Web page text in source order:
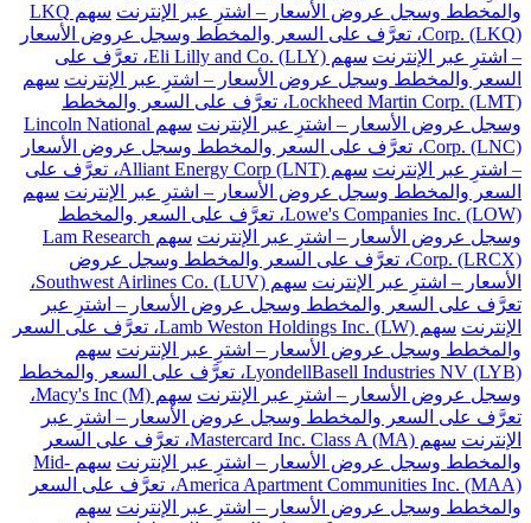
والمخطط وسجل عروض الأسعار – اشترِ عبر الإنترنت
سهم LKQ
Corp. (LKQ)، تعرَّف على السعر والمخطط وسجل عروض الأسعار
– اشترِ عبر الإنترنت
سهم Eli Lilly and Co. (LLY)، تعرَّف على
السعر والمخطط وسجل عروض الأسعار – اشترِ عبر الإنترنت سهم
Lockheed Martin Corp. (LMT)، تعرَّف على السعر والمخطط
وسجل عروض الأسعار – اشترِ عبر الإنترنت
سهم Lincoln National
Corp. (LNC)، تعرَّف على السعر والمخطط وسجل عروض الأسعار
– اشترِ عبر الإنترنت
سهم Alliant Energy Corp (LNT)، تعرَّف على
السعر والمخطط وسجل عروض الأسعار – اشترِ عبر الإنترنت سهم
Lowe's Companies Inc. (LOW)، تعرَّف على السعر والمخطط
وسجل عروض الأسعار – اشترِ عبر الإنترنت
سهم Lam Research
Corp. (LRCX)، تعرَّف على السعر والمخطط وسجل عروض
الأسعار – اشترِ عبر الإنترنت
سهم Southwest Airlines Co. (LUV)،
تعرَّف على السعر والمخطط وسجل عروض الأسعار – اشترِ عبر
الإنترنت
سهم Lamb Weston Holdings Inc. (LW)، تعرَّف على السعر
والمخطط وسجل عروض الأسعار – اشترِ عبر الإنترنت سهم
LyondellBasell Industries NV (LYB)، تعرَّف على السعر والمخطط
وسجل عروض الأسعار – اشترِ عبر الإنترنت
سهم Macy's Inc (M)،
تعرَّف على السعر والمخطط وسجل عروض الأسعار – اشترِ عبر
الإنترنت
سهم Mastercard Inc. Class A (MA)، تعرَّف على السعر
والمخطط وسجل عروض الأسعار – اشترِ عبر الإنترنت
سهم Mid-
America Apartment Communities Inc. (MAA)، تعرَّف على السعر
والمخطط وسجل عروض الأسعار – اشترِ عبر الإنترنت سهم